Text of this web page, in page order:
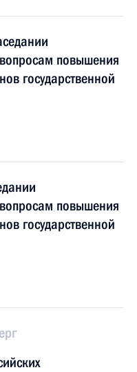
вопросам повышения
государственной
вопросам повышения
государственной